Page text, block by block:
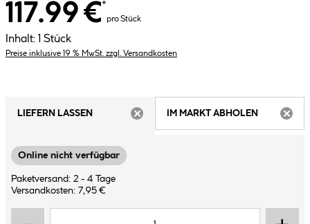
117.99 €*
pro Stück
Inhalt: 1 Stück
Preise inklusive 19 % MwSt. zzgl. Versandkosten
LIEFERN LASSEN
IM MARKT ABHOLEN
Online nicht verfügbar
Paketversand: 2 - 4 Tage
Versandkosten: 7,95 €